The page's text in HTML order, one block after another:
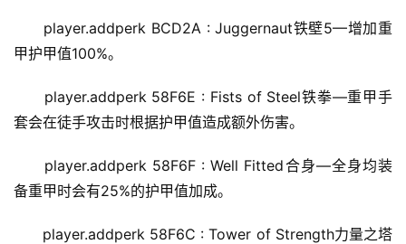
player.addperk BCD2A : Juggernaut铁壁5—增加重
甲护甲值100%。
player.addperk 58F6E : Fists of Steel铁拳—重甲手
套会在徒手攻击时根据护甲值造成额外伤害。
player.addperk 58F6F : Well Fitted合身—全身均装
备重甲时会有25%的护甲值加成。
player.addperk 58F6C : Tower of Strength力量之塔